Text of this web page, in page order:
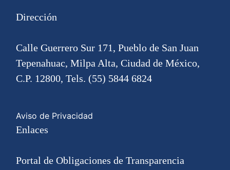
Dirección
Calle Guerrero Sur 171, Pueblo de San Juan
Tepenahuac, Milpa Alta, Ciudad de México,
C.P. 12800, Tels. (55) 5844 6824
Aviso de Privacidad
Enlaces
Portal de Obligaciones de Transparencia